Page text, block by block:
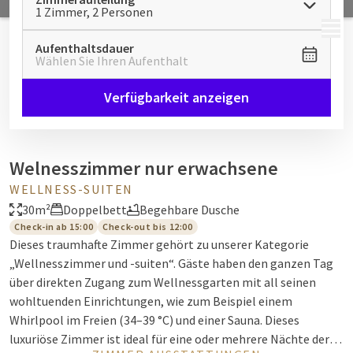
MENÜ
1 Zimmer, 2 Personen
Aufenthaltsdauer
Wählen Sie Ihren Aufenthalt
Verfügbarkeit anzeigen
Welnesszimmer nur erwachsene
WELLNESS-SUITEN
30m²
Doppelbett Begehbare Dusche
Check-in ab 15:00 Check-out bis 12:00
Dieses traumhafte Zimmer gehört zu unserer Kategorie
„Wellnesszimmer und -suiten“. Gäste haben den ganzen Tag
über direkten Zugang zum Wellnessgarten mit all seinen
wohltuenden Einrichtungen, wie zum Beispiel einem
Whirlpool im Freien (34–39 °C) und einer Sauna. Dieses
luxuriöse Zimmer ist ideal für eine oder mehrere Nächte der